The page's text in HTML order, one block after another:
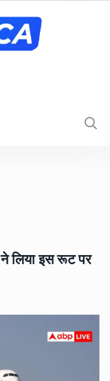
लिया इस रूट पर